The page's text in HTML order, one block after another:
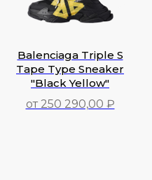
Balenciaga Triple S
Tape Type Sneaker
"Black Yellow"
от 250 290,00 ₽